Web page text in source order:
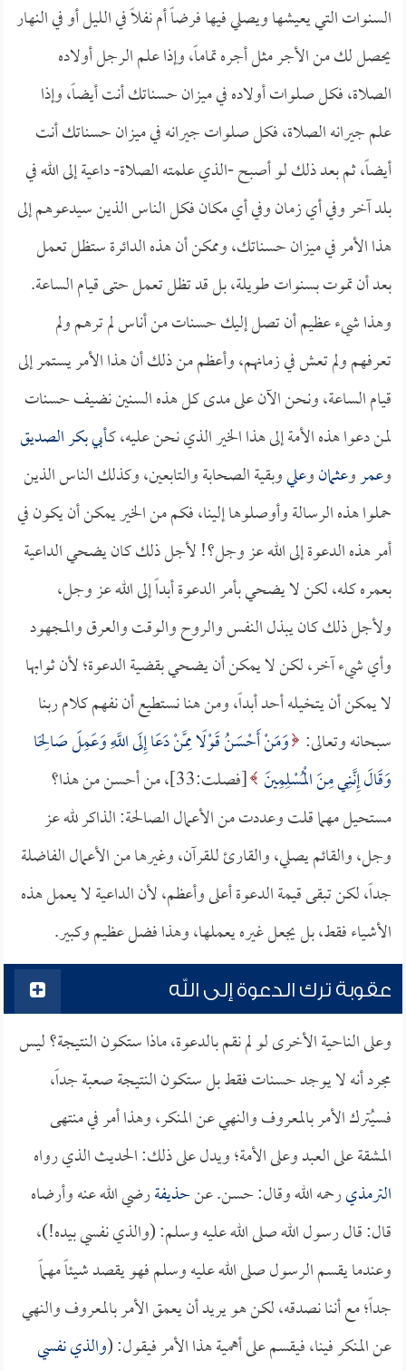
السنوات التي يعيشها ويصلي فيها فرضاً أم نفلاً في الليل أو في النهار
يحصل لك من الأجر مثل أجره تماماً، وإذا علم الرجل أولاده
الصلاة، فكل صلوات أولاده في ميزان حسناتك أنت أيضاً، وإذا
علم جيرانه الصلاة، فكل صلوات جيرانه في ميزان حسناتك أنت
أيضاً، ثم بعد ذلك لو أصبح -الذي علمته الصلاة- داعية إلى الله في
بلد آخر وفي أي زمان وفي أي مكان فكل الناس الذين سيدعوهم إلى
هذا الأمر في ميزان حسناتك، وممكن أن هذه الدائرة ستظل تعمل
بعد أن تموت بسنوات طويلة، بل قد تظل تعمل حتى قيام الساعة.
وهذا شيء عظيم أن تصل إليك حسنات من أناس لم ترهم ولم
تعرفهم ولم تعش في زمانهم، وأعظم من ذلك أن هذا الأمر يستمر إلى
قيام الساعة، ونحن الآن على مدى كل هذه السنين نضيف حسنات
لمن دعوا هذه الأمة إلى هذا الخير الذي نحن عليه، كـأبي بكر الصديق
وعمروعثمانوعليوبقية الصحابة والتابعين، وكذلك الناس الذين
حملوا هذه الرسالة وأوصلوها إلينا، فكم من الخير يمكن أن يكون في
أمر هذه الدعوة إلى الله عز وجل؟! لأجل ذلك كان يضحي الداعية
بعمره كله، لكن لا يضحي بأمر الدعوة أبداً إلى الله عز وجل،
ولأجل ذلك كان يبذل النفس والروح والوقت والعرق والمجهود
وأي شيء آخر، لكن لا يمكن أن يضحي بقضية الدعوة؛ لأن ثوابها
لا يمكن أن يتخيله أحد أبداً، ومن هنا نستطيع أن نفهم كلام ربنا
سبحانه وتعالى: وَمَنْ أَحْسَنُ قَوْلًا مِمَّنْ دَعَا إِلَى اللَّهِ وَعَمِلَ صَالِحًا
وَقَالَ إِنَّنِي مِنَ الْمُسْلِمِينَ
[فصلت:33]، من أحسن من هذا؟
مستحيل مهما قلت وعددت من الأعمال الصالحة: الذاكر لله عز
وجل، والقائم يصلي، والقارئ للقرآن، وغيرها من الأعمال الفاضلة
جداً، لكن تبقى قيمة الدعوة أعلى وأعظم، لأن الداعية لا يعمل هذه
الأشياء فقط، بل يجعل غيره يعملها، وهذا فضل عظيم وكبير.
عقوبة ترك الدعوة إلى الله
وعلى الناحية الأخرى لو لم نقم بالدعوة، ماذا ستكون النتيجة؟ ليس
مجرد أنه لا يوجد حسنات فقط بل ستكون النتيجة صعبة جداً،
فسيُترك الأمر بالمعروف والنهي عن المنكر، وهذا أمر في منتهى
المشقة على العبد وعلى الأمة؛ ويدل على ذلك: الحديث الذي رواه
الترمذيرحمه الله وقال: حسن. عنحذيفةرضي الله عنه وأرضاه
قال: قال رسول الله صلى الله عليه وسلم: (والذي نفسي بيده!)،
وعندما يقسم الرسول صلى الله عليه وسلم فهو يقصد شيئاً مهماً
جداً؛ مع أننا نصدقه، لكن هو يريد أن يعمق الأمر بالمعروف والنهي
عن المنكر فينا، فيقسم على أهمية هذا الأمر فيقول: (والذي نفسي